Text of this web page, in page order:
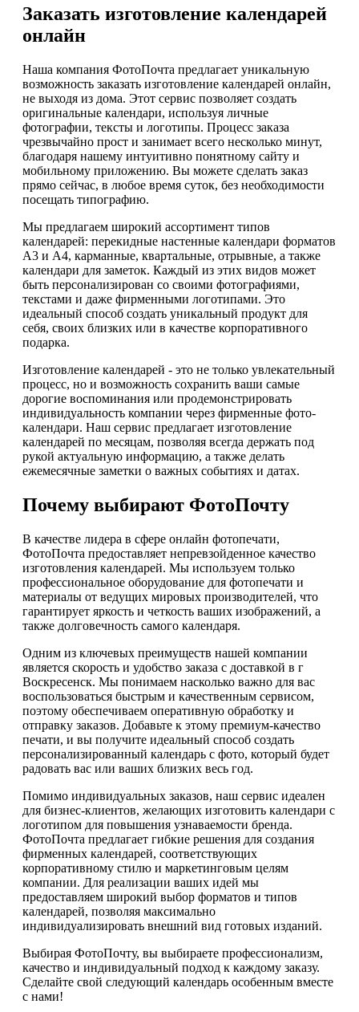
Заказать изготовление календарей
онлайн
Наша компания ФотоПочта предлагает уникальную
возможность заказать изготовление календарей онлайн,
не выходя из дома. Этот сервис позволяет создать
оригинальные календари, используя личные
фотографии, тексты и логотипы. Процесс заказа
чрезвычайно прост и занимает всего несколько минут,
благодаря нашему интуитивно понятному сайту и
мобильному приложению. Вы можете сделать заказ
прямо сейчас, в любое время суток, без необходимости
посещать типографию.
Мы предлагаем широкий ассортимент типов
календарей: перекидные настенные календари форматов
А3 и А4, карманные, квартальные, отрывные, а также
календари для заметок. Каждый из этих видов может
быть персонализирован со своими фотографиями,
текстами и даже фирменными логотипами. Это
идеальный способ создать уникальный продукт для
себя, своих близких или в качестве корпоративного
подарка.
Изготовление календарей - это не только увлекательный
процесс, но и возможность сохранить ваши самые
дорогие воспоминания или продемонстрировать
индивидуальность компании через фирменные фото-
календари. Наш сервис предлагает изготовление
календарей по месяцам, позволяя всегда держать под
рукой актуальную информацию, а также делать
ежемесячные заметки о важных событиях и датах.
Почему выбирают ФотоПочту
В качестве лидера в сфере онлайн фотопечати,
ФотоПочта предоставляет непревзойденное качество
изготовления календарей. Мы используем только
профессиональное оборудование для фотопечати и
материалы от ведущих мировых производителей, что
гарантирует яркость и четкость ваших изображений, а
также долговечность самого календаря.
Одним из ключевых преимуществ нашей компании
является скорость и удобство заказа с доставкой в г
Воскресенск. Мы понимаем насколько важно для вас
воспользоваться быстрым и качественным сервисом,
поэтому обеспечиваем оперативную обработку и
отправку заказов. Добавьте к этому премиум-качество
печати, и вы получите идеальный способ создать
персонализированный календарь с фото, который будет
радовать вас или ваших близких весь год.
Помимо индивидуальных заказов, наш сервис идеален
для бизнес-клиентов, желающих изготовить календари с
логотипом для повышения узнаваемости бренда.
ФотоПочта предлагает гибкие решения для создания
фирменных календарей, соответствующих
корпоративному стилю и маркетинговым целям
компании. Для реализации ваших идей мы
предоставляем широкий выбор форматов и типов
календарей, позволяя максимально
индивидуализировать внешний вид готовых изданий.
Выбирая ФотоПочту, вы выбираете профессионализм,
качество и индивидуальный подход к каждому заказу.
Сделайте свой следующий календарь особенным вместе
с нами!